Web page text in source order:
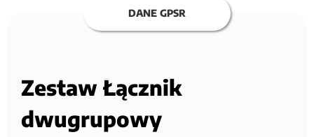
DANE GPSR
Zestaw Łącznik
dwugrupowy